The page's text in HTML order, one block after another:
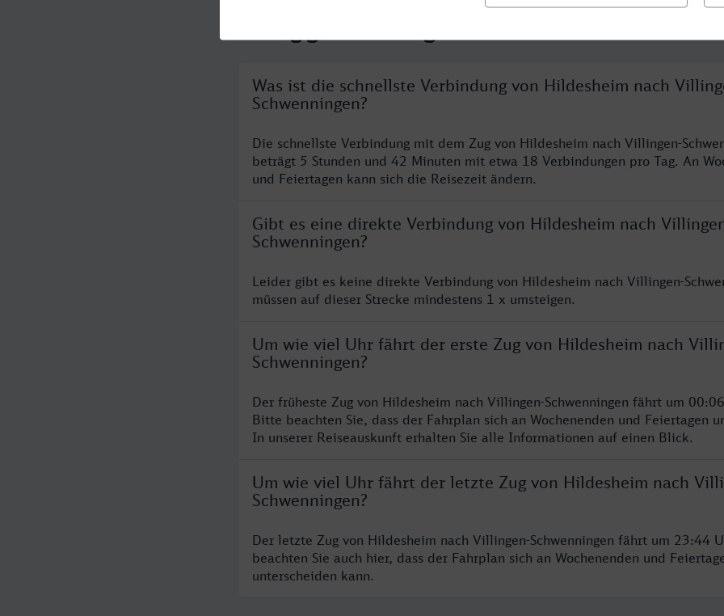
Was ist die schnellste Verbindung von Hildesheim nach
Schwenningen?
Die schnellste Verbindung mit dem Zug von Hildesheim nach Villingen-
beträgt 5 Stunden und 42 Minuten mit etwa 18 Verbindungen pro Tag. An
und Feiertagen kann sich die Reisezeit ändern.
Gibt es eine direkte Verbindung von Hildesheim nach
Schwenningen?
Leider gibt es keine direkte Verbindung von Hildesheim nach Villingen-
müssen auf dieser Strecke mindestens 1 x umsteigen.
Um wie viel Uhr fährt der erste Zug von Hildesheim nach
Schwenningen?
Der früheste Zug von Hildesheim nach Villingen-Schwenningen fährt um
Bitte beachten Sie, dass der Fahrplan sich an Wochenenden und Feiertagen
In unserer Reiseauskunft erhalten Sie alle Informationen auf einen Blick.
Um wie viel Uhr fährt der letzte Zug von Hildesheim nach
Schwenningen?
Der letzte Zug von Hildesheim nach Villingen-Schwenningen fährt um 23:44
beachten Sie auch hier, dass der Fahrplan sich an Wochenenden und
unterscheiden kann.